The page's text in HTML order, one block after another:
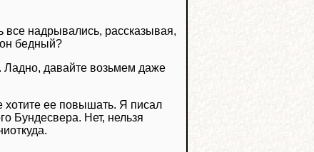
надрывались, рассказывая,
бедный?
Ладно, давайте возьмем даже
хотите ее повышать. Я писал
Бундесвера. Нет, нельзя